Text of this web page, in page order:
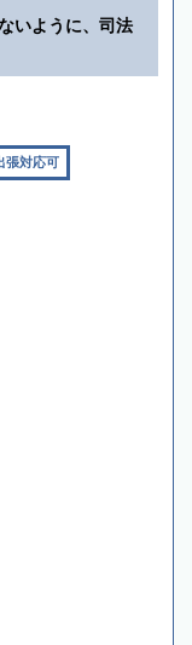
いように、司法
張対応可